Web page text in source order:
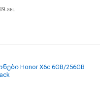
GEL
Honor X6c 6GB/256GB